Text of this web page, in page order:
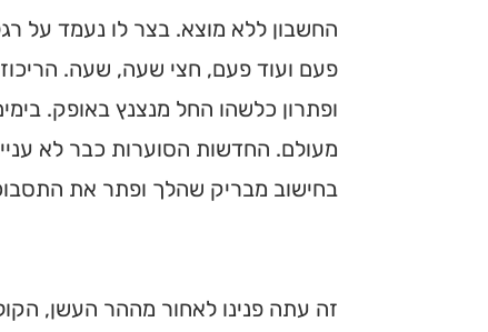
החשבון ללא מוצא. בצר לו נעמד על
פעם ועוד פעם, חצי שעה, שעה.
ופתרון כלשהו החל מנצנץ באופק.
מעולם. החדשות הסוערות כבר לא
בחישוב מבריק שהלך ופתר את
זה עתה פנינו לאחור מההר העשן,